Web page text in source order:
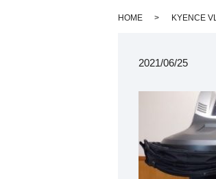
HOME KYENCE VL
2021/06/25